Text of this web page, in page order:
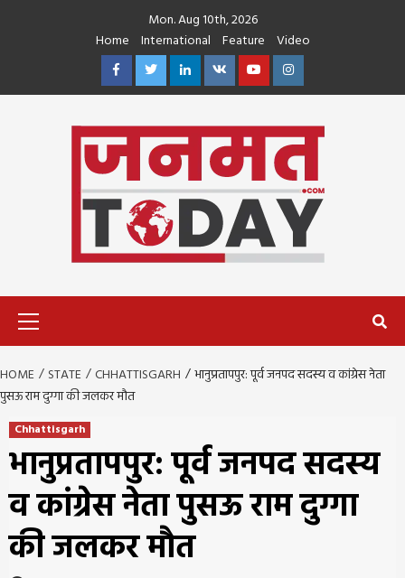
Mon. Aug 10th, 2026
Home
International Feature
Video
FacebookTwitterLinkedin
VK YoutubeInstagram
HOME STATE CHHATTISGARH
भानुप्रतापपुर: पूर्व जनपद सदस्य व कांग्रेस नेता
पुसऊ राम दुग्गा की जलकर मौत
Chhattisgarh
भानुप्रतापपुर: पूर्व जनपद सदस्य
व कांग्रेस नेता पुसऊ राम दुग्गा
की जलकर मौत